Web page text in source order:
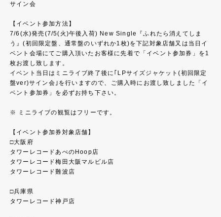
サイン会
【イベント参加方法】
7/6(水)発売(7/5(火)午後入荷) New Single『ふれたら消えてしま
う』(初回限定盤、通常盤のいずれか1枚)を下記対象店舗又は当日イ
ベント会場にてご購入頂いたお客様に先着で「イベント参加券」を1
枚お渡し致します。
イベント当日はミニライブ終了後に｢LPサイズジャケット(初回限定
盤ver)サイン会｣を行いますので、ご購入時にお渡し致しました「イ
ベント参加券」を必ずお持ち下さい。
※ ミニライブの観覧はフリーです。
【イベント参加券対象店舗】
□大阪府
タワーレコードあべのHoop店
タワーレコード梅田大阪マルビル店
タワーレコード難波店
□兵庫県
タワーレコード神戸店